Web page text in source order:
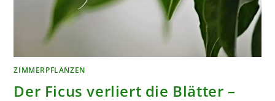
ZIMMERPFLANZEN
Der Ficus verliert die Blätter –